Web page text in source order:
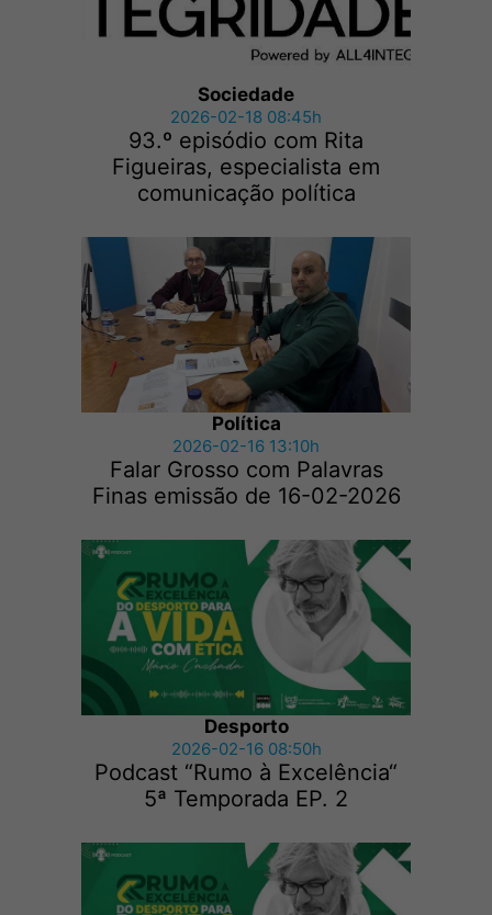
Sociedade
2026-02-18 08:45h
93.º episódio com Rita
Figueiras, especialista em
comunicação política
Política
2026-02-16 13:10h
Falar Grosso com Palavras
Finas emissão de 16-02-2026
Desporto
2026-02-16 08:50h
Podcast “Rumo à Excelência“
5ª Temporada EP. 2